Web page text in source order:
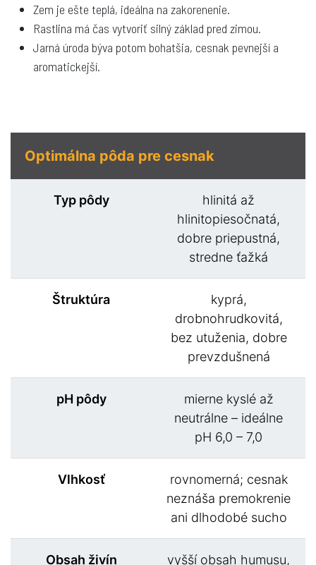
Zem je ešte teplá, ideálna na zakorenenie.
Rastlina má čas vytvoriť silný základ pred zimou.
Jarná úroda býva potom bohatšia, cesnak pevnejší a
aromatickejší.
Optimálna pôda pre cesnak
Typ pôdy
hlinitá až
hlinitopiesočnatá,
dobre priepustná,
stredne ťažká
Štruktúra
kyprá,
drobnohrudkovitá,
bez utuženia, dobre
prevzdušnená
pH pôdy
mierne kyslé až
neutrálne – ideálne
pH 6,0 – 7,0
Vlhkosť
rovnomerná; cesnak
neznáša premokrenie
ani dlhodobé sucho
Obsah živín
vyšší obsah humusu,